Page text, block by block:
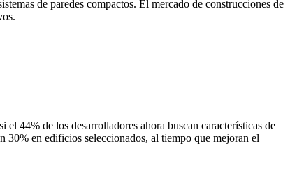
de paredes compactos. El mercado de construcciones de
44% de los desarrolladores ahora buscan características de
30% en edificios seleccionados, al tiempo que mejoran el